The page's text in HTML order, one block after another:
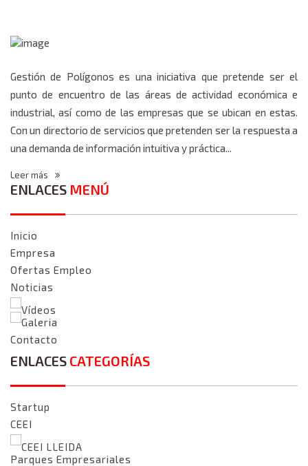
Gestión de Polígonos es una iniciativa que pretende ser el
punto de encuentro de las áreas de actividad económica e
industrial, así como de las empresas que se ubican en estas.
Con un directorio de servicios que pretenden ser la respuesta a
una demanda de información intuitiva y práctica...
Leer más
ENLACES MENÚ
Inicio
Empresa
Ofertas Empleo
Noticias
Vídeos
Galeria
Contacto
ENLACES CATEGORÍAS
Startup
CEEI
CEEI LLEIDA
Parques Empresariales